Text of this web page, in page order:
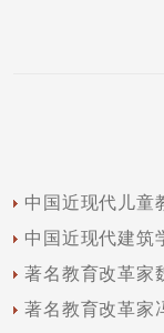
中国近现代儿童
中国近现代建筑
著名教育改革家
著名教育改革家